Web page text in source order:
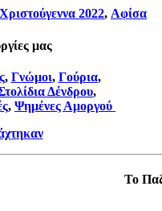
2022, Αφίσα
μας
, Γνώμοι, Γούρια,
Δένδρου,
, Ψημένες Αμοργού
Το